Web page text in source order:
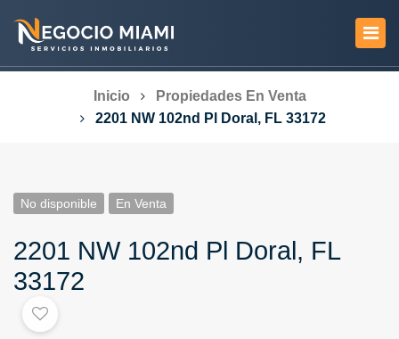
Inicio
Propiedades En Venta
2201 NW 102nd Pl Doral, FL 33172
No disponible En Venta
2201 NW 102nd Pl Doral, FL
33172